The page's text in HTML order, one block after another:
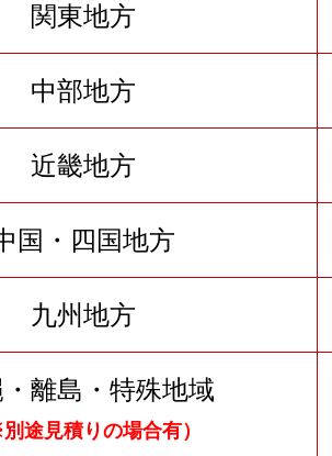
関東地方
中部地方
近畿地方
国・四国地方
九州地方
離島・特殊地域
別途見積りの場合有）